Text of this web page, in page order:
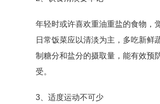
年轻时或许喜欢重油重盐的食物，
日常饭菜应以清淡为主，多吃新鲜
制糖分和盐分的摄取量，能有效预
受。
3、适度运动不可少